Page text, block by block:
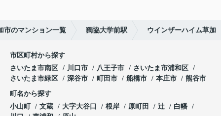
市のマンション一覧 獨協大学前駅 ウインザーハイム草加
市区町村から探す
さいたま市南区
川口市 八王子市
さいたま市浦和区
さいたま市緑区
深谷市 町田市 船橋市 本庄市 熊谷市
町名から探す
小山町
文蔵 大字大谷口 根岸 原町田 辻
白幡